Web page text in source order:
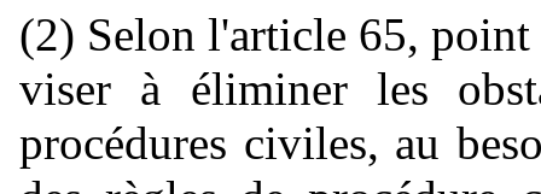
(2) Selon l'article 65,
viser à éliminer les
procédures civiles, au